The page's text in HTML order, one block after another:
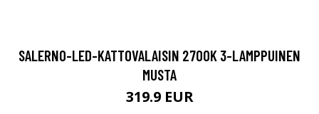
SALERNO-LED-KATTOVALAISIN 2700K 3-LAMPPUINEN
MUSTA
319.9 EUR